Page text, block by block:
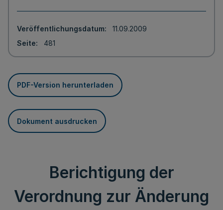
Veröffentlichungsdatum
11.09.2009
Seite
481
PDF-Version herunterladen
Dokument ausdrucken
Berichtigung der
Verordnung zur Änderung